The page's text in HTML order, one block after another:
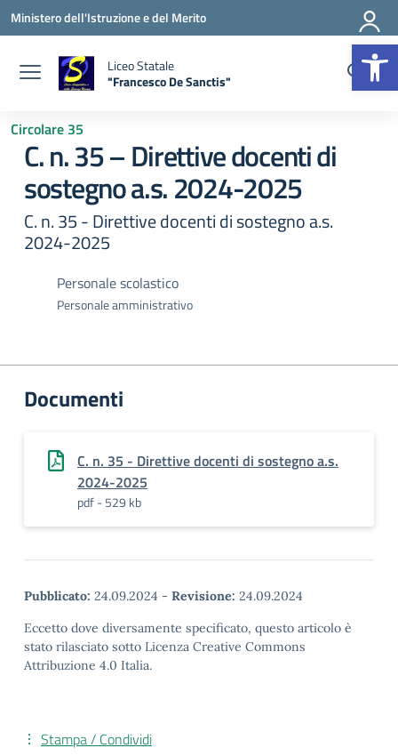
Vai ai contenuti
Vai al menu di navigazione
Vai al footer
Ministero dell'Istruzione e del Merito
Liceo Statale
"Francesco De Sanctis"
Circolare 35
C. n. 35 – Direttive docenti di
sostegno a.s. 2024-2025
C. n. 35 - Direttive docenti di sostegno a.s.
2024-2025
Personale scolastico
Personale amministrativo
Documenti
C. n. 35 - Direttive docenti di sostegno a.s.
2024-2025
pdf - 529 kb
Pubblicato: 24.09.2024 - Revisione: 24.09.2024
Eccetto dove diversamente specificato, questo articolo è
stato rilasciato sotto Licenza Creative Commons
Attribuzione 4.0 Italia.
Stampa / Condividi